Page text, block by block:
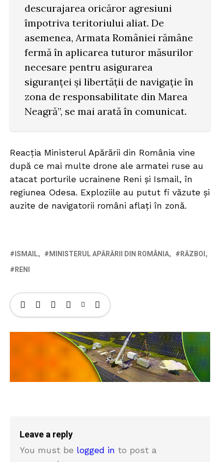
descurajarea oricăror agresiuni
împotriva teritoriului aliat. De
asemenea, Armata României rămâne
fermă în aplicarea tuturor măsurilor
necesare pentru asigurarea
siguranței și libertății de navigație în
zona de responsabilitate din Marea
Neagră”, se mai arată în comunicat.
Reacția Ministerul Apărării din România vine
după ce mai multe drone ale armatei ruse au
atacat porturile ucrainene Reni și Ismail, în
regiunea Odesa. Exploziile au putut fi văzute și
auzite de navigatorii români aflați în zonă.
ISMAIL MINISTERUL APĂRĂRII DIN ROMÂNIA
RĂZBOI
RENI
Leave a reply
You must be logged in to post a